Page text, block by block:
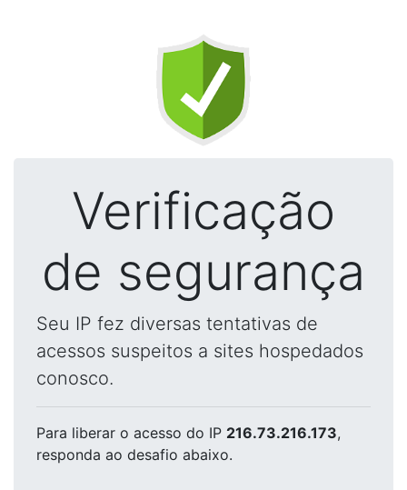
Verificação
de segurança
Seu IP fez diversas tentativas de
acessos suspeitos a sites hospedados
conosco.
Para liberar o acesso do IP 216.73.216.173,
responda ao desafio abaixo.